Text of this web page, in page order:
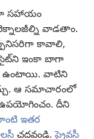
సహాయం
వాడతాం.
కావాలి,
ఇంకా బాగా
ఉంటాయి. వాటిని
ఆ సమాచారంలో
దీని
ఇతర
చదవండి.ప్రైవసీ